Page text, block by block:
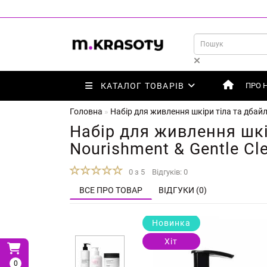
0
КАТАЛОГ ТОВАРІВ ПРО
Головна Набір для живлення шкіри тіла та
Набір для живлення
Nourishment & Gentle
0 з 5 Відгуків: 0
ВСЕ ПРО ТОВАР ВІДГУКИ (0)
Новинка
Хіт